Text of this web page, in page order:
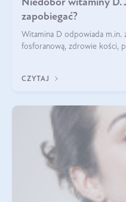
Niedobór witaminy D.
zapobiegać?
Witamina D odpowiada m.in.
fosforanową, zdrowie kości,
problemem.
CZYTAJ